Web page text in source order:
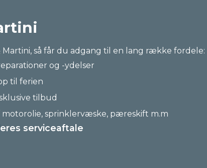
så får du adgang til en lang række fordele:
og -ydelser
til ferien
tilbud
sprinklervæske, pæreskift m.m
serviceaftale